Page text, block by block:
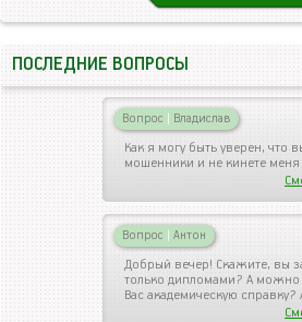
ПОСЛЕДНИЕ ВОПРОСЫ
Вопрос | Владислав
Как я могу быть уверен, что
мошенники и не кинете меня
Вопрос | Антон
Добрый вечер! Скажите, вы
только дипломами? А можно
Вас академическую справку?